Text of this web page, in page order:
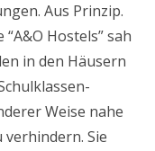
Aus Prinzip.
Hostels” sah
in den Häusern
Weise nahe
Sie